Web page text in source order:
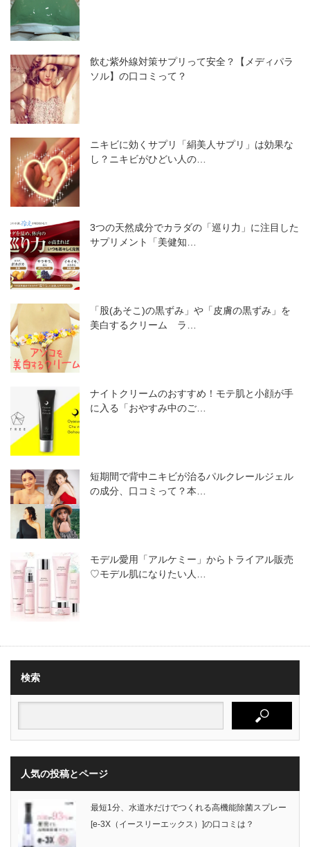
飲む紫外線対策サプリって安全？【メディパラ
ソル】の口コミって？
ニキビに効くサプリ「絹美人サプリ」は効果な
し？ニキビがひどい人の…
3つの天然成分でカラダの「巡り力」に注目した
サプリメント「美健知…
「股(あそこ)の黒ずみ」や「皮膚の黒ずみ」を
美白するクリーム ラ…
ナイトクリームのおすすめ！モテ肌と小顔が手
に入る「おやすみ中のご…
短期間で背中ニキビが治るパルクレールジェル
の成分、口コミって？本…
モデル愛用「アルケミー」からトライアル販売
♡モデル肌になりたい人…
検索
人気の投稿とページ
最短1分、水道水だけでつくれる高機能除菌スプレー
[e-3X（イースリーエックス）]の口コミは？